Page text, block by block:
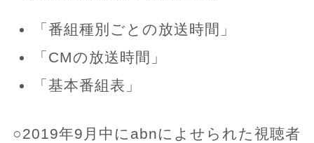
「番組種別ごとの放送時間」
「CMの放送時間」
「基本番組表」
○2019年9月中にabnによせられた視聴者